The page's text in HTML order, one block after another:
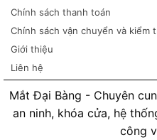
Chính sách thanh toán
Chính sách vận chuyển và kiểm
Giới thiệu
Liên hệ
Mắt Đại Bàng - Chuyên
an ninh, khóa cửa, hệ
công